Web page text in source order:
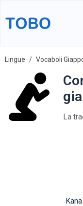
Lingue Vocaboli
La